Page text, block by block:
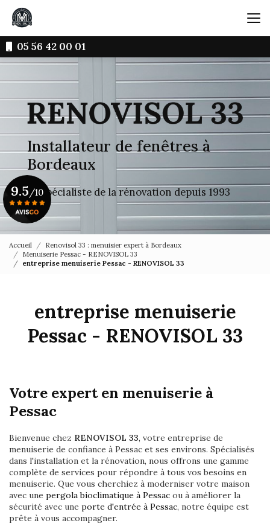
Aller
contenu
principal05 56 42 00 01
Installateur de fenêtres à
Bordeaux
Le spécialiste de la rénovation depuis 1993
9.5 /10
Accueil
Renovisol 33 : menuisier expert à Bordeaux
Menuiserie Pessac - RENOVISOL 33
entreprise menuiserie Pessac - RENOVISOL 33
entreprise menuiserie
Pessac - RENOVISOL 33
Votre expert en menuiserie à
Pessac
Bienvenue chez RENOVISOL 33, votre entreprise de
menuiserie de confiance à Pessac et ses environs. Spécialisés
dans l'installation et la rénovation, nous offrons une gamme
complète de services pour répondre à tous vos besoins en
menuiserie. Que vous cherchiez à moderniser votre maison
avec une pergola bioclimatique à Pessac ou à améliorer la
sécurité avec une porte d'entrée à Pessac, notre équipe est
prête à vous accompagner.